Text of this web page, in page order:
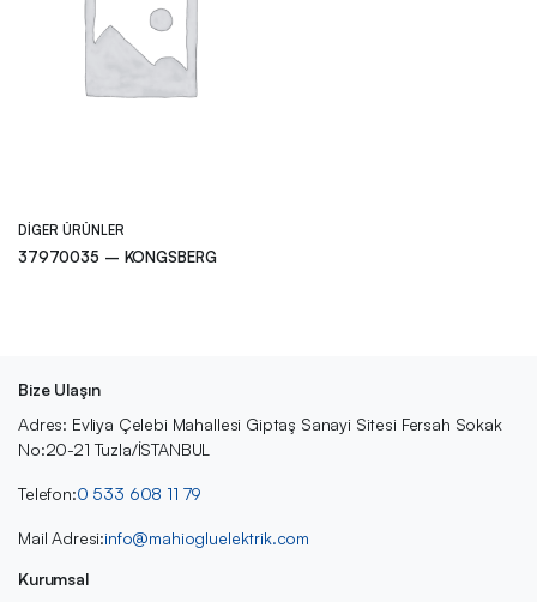
DIGER ÜRÜNLER
37970035 – KONGSBERG
Bize Ulaşın
Adres: Evliya Çelebi Mahallesi Giptaş Sanayi Sitesi Fersah Sokak
No:20-21 Tuzla/İSTANBUL
Telefon:0 533 608 11 79
Mail Adresi:info@mahiogluelektrik.com
Kurumsal